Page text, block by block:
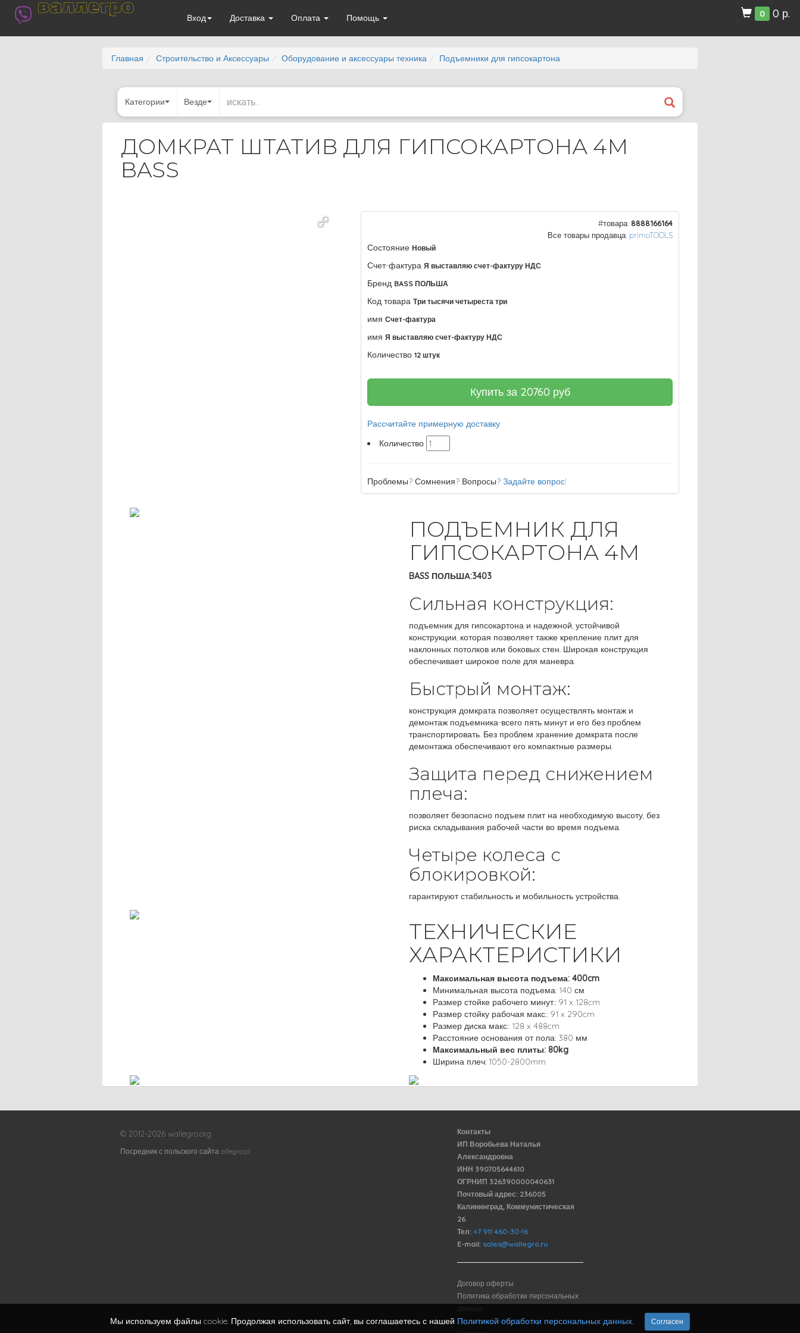
валлегро
Вход Доставка Оплата Помощь 0 0 р.
Главная Строительство и Аксессуары Оборудование и аксессуары техника Подъемники для гипсокартона
Категории Везде
ДОМКРАТ ШТАТИВ ДЛЯ ГИПСОКАРТОНА 4М
BASS
#товара: 8888166164
Все товары продавца: primoTOOLS
Состояние Новый
Счет-фактура Я выставляю счет-фактуру НДС
Бренд BASS ПОЛЬША
Код товара Три тысячи четыреста три
имя Счет-фактура
имя Я выставляю счет-фактуру НДС
Количество 12 штук
Купить за 20760 руб
Рассчитайте примерную доставку
Количество
Проблемы? Сомнения? Вопросы?Задайте вопрос!
ПОДЪЕМНИК ДЛЯ
ГИПСОКАРТОНА 4М
BASS ПОЛЬША:3403
Сильная конструкция:
подъемник для гипсокартона и надежной, устойчивой
конструкции, которая позволяет также крепление плит для
наклонных потолков или боковых стен. Широкая конструкция
обеспечивает широкое поле для маневра.
Быстрый монтаж:
конструкция домкрата позволяет осуществлять монтаж и
демонтаж подъемника-всего пять минут и его без проблем
транспортировать. Без проблем хранение домкрата после
демонтажа обеспечивают его компактные размеры.
Защита перед снижением
плеча:
позволяет безопасно подъем плит на необходимую высоту, без
риска складывания рабочей части во время подъема.
Четыре колеса с
блокировкой:
гарантируют стабильность и мобильность устройства.
ТЕХНИЧЕСКИЕ
ХАРАКТЕРИСТИКИ
Максимальная высота подъема: 400cm
Минимальная высота подъема: 140 см
Размер стойке рабочего минут.: 91 x 128cm
Размер стойку рабочая макс.: 91 x 290cm
Размер диска макс.: 128 x 488cm
Расстояние основания от пола: 380 мм
Максимальный вес плиты: 80kg
Ширина плеч: 1050-2800mm
© 2012-2026 wallegro.org
Посредник с польского сайта allegro.pl
Контакты
ИП Воробьева Наталья
Александровна
ИНН 390705644610
ОГРНИП 326390000040631
Почтовый адрес: 236005
Калининград, Коммунистическая
26
Тел: +7 911 460-30-16
E-mail: sales@wallegro.ru
Договор оферты
Политика обработки персональных
Доставка и оплата
Мы используем файлы cookie. Продолжая использовать сайт, вы соглашаетесь с нашей Политикой обработки персональных данных Согласен